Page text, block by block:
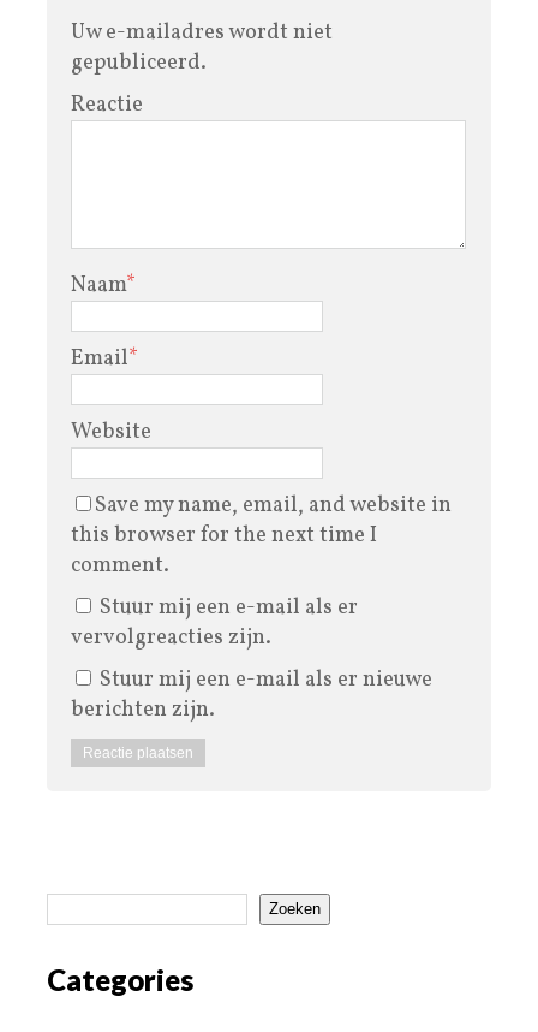
Uw e-mailadres wordt niet
gepubliceerd.
Reactie
Naam*
Email*
Website
Save my name, email, and website in
this browser for the next time I
comment.
Stuur mij een e-mail als er
vervolgreacties zijn.
Stuur mij een e-mail als er nieuwe
berichten zijn.
Zoeken
Categories